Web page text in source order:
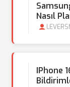
Nasıl
IPhone